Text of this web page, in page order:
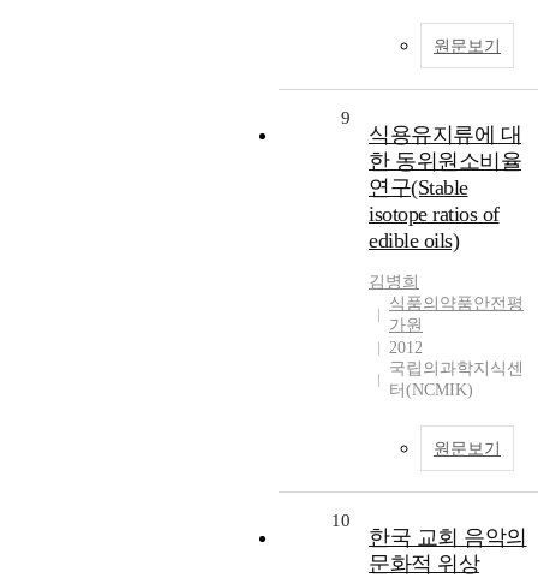
원문보기
9
식용유지류에 대
한 동위원소비율
연구(Stable
isotope ratios of
edible oils)
김병희
식품의약품안전평
가원
2012
국립의과학지식센
터(NCMIK)
원문보기
10
한국 교회 음악의
문화적 위상